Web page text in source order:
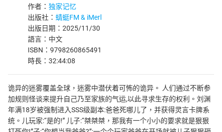
作者： 独家记忆
出版社： 蜻蜓FM & iMerl
出版日期：2025/11/30
語言：中文
ISBN：9798260865491
時長：32:44:08
诡异的迷雾覆盖全球，迷雾中潜伏着可怖的诡异。 人们通过不断参
加规则怪谈来提升自己乃至家族的气运,以此寻求生存的权利。刘渊
年满18岁被强制进入SSS级副本:爸爸死哪儿了，并获得灵言卡牌系
统。儿玩家:“是的!” 儿子:“桀桀桀，那我有一个小小的要求就是狠狠